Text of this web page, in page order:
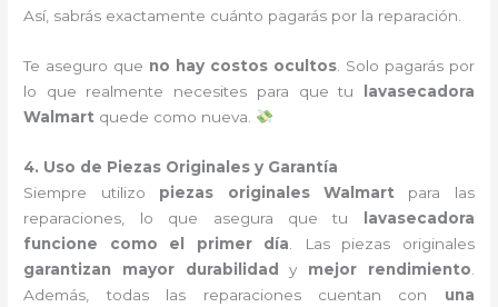
Así, sabrás exactamente cuánto pagarás por la reparación.
Te aseguro que no hay costos ocultos. Solo pagarás por
lo que realmente necesites para que tu
lavasecadora
Walmart quede como nueva.
4. Uso de Piezas Originales y Garantía
Siempre utilizo piezas originales Walmart para las
reparaciones, lo que asegura que tu
lavasecadora
funcione como el primer día . Las piezas originales
garantizan mayor durabilidad
y mejor rendimiento
Además, todas las reparaciones cuentan con una